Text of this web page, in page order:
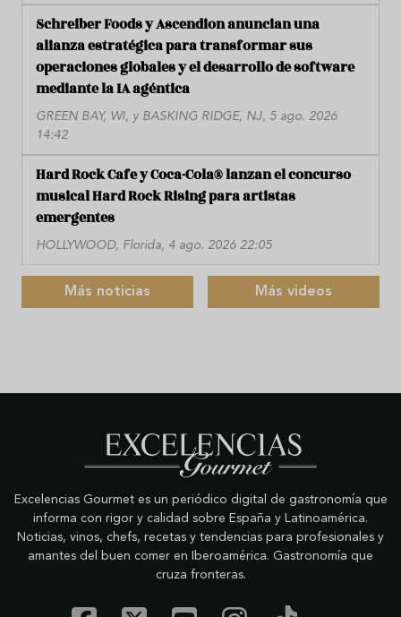
Schreiber Foods y Ascendion anuncian una
alianza estratégica para transformar sus
operaciones globales y el desarrollo de software
mediante la IA agéntica
GREEN BAY, WI, y BASKING RIDGE, NJ, 5 ago. 2026
14:42
Hard Rock Cafe y Coca-Cola® lanzan el concurso
musical Hard Rock Rising para artistas
emergentes
HOLLYWOOD, Florida, 4 ago. 2026 22:05
Más noticias Más videos
Excelencias Gourmet es un periódico digital de gastronomía que
informa con rigor y calidad sobre España y Latinoamérica.
Noticias, vinos, chefs, recetas y tendencias para profesionales y
amantes del buen comer en Iberoamérica. Gastronomía que
cruza fronteras.